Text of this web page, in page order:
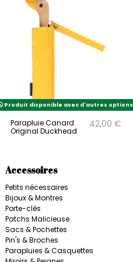
Produit disponible avec d'autres options
Parapluie Canard
Original Duckhead
42,00 €
Accessoires
Petits nécessaires
Bijoux & Montres
Porte-clés
Patchs Malicieuse
Sacs & Pochettes
Pin's & Broches
Parapluies & Casquettes